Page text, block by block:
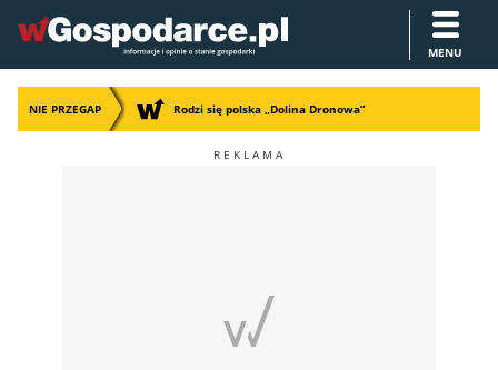
MENU
NIE PRZEGAP Rodzi się polska „Dolina Dronowa”